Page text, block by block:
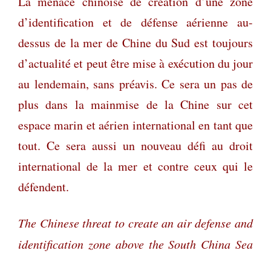
d’identification et de défense aérienne au-
dessus de la mer de Chine du Sud est toujours
d’actualité et peut être mise à exécution du jour
au lendemain, sans préavis. Ce sera un pas de
plus dans la mainmise de la Chine sur cet
espace marin et aérien international en tant que
tout. Ce sera aussi un nouveau défi au droit
international de la mer et contre ceux qui le
défendent.
The Chinese threat to create an air defense and
identification zone above the South China Sea